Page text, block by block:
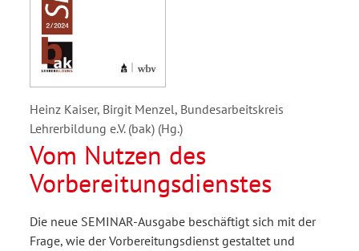
Heinz Kaiser, Birgit Menzel, Bundesarbeitskreis
Lehrerbildung e.V. (bak) (Hg.)
Vom Nutzen des
Vorbereitungsdienstes
Die neue SEMINAR-Ausgabe beschäftigt sich mit der
Frage, wie der Vorbereitungsdienst gestaltet und